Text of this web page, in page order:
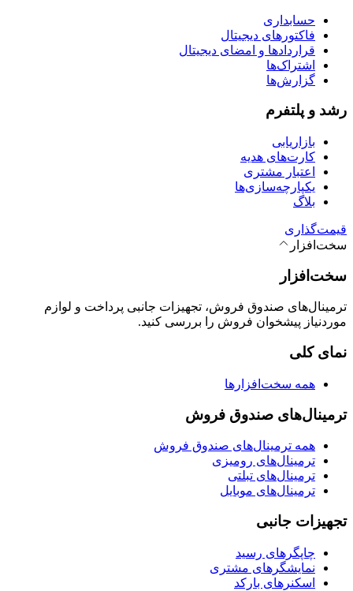
حسابداری
فاکتورهای دیجیتال
قراردادها و امضای دیجیتال
اشتراک‌ها
گزارش‌ها
رشد و پلتفرم
بازاریابی
کارت‌های هدیه
اعتبار مشتری
یکپارچه‌سازی‌ها
بلاگ
قیمت‌گذاری
سخت‌افزار
سخت‌افزار
ترمینال‌های صندوق فروش، تجهیزات جانبی پرداخت و لوازم
موردنیاز پیشخوان فروش را بررسی کنید.
نمای کلی
همه سخت‌افزارها
ترمینال‌های صندوق فروش
همه ترمینال‌های صندوق فروش
ترمینال‌های رومیزی
ترمینال‌های تبلتی
ترمینال‌های موبایل
تجهیزات جانبی
چاپگرهای رسید
نمایشگرهای مشتری
اسکنرهای بارکد